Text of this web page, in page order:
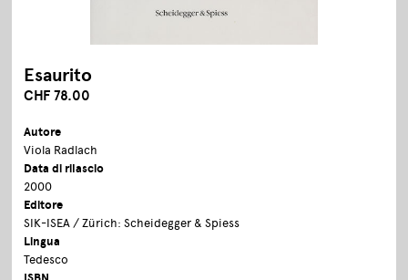
Esaurito
CHF 78.00
Autore
Viola Radlach
Data di rilascio
2000
Editore
SIK-ISEA / Zürich: Scheidegger & Spiess
Lingua
Tedesco